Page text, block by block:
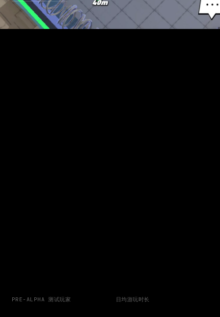
PRE-ALPHA 测试玩家 日均游玩时长